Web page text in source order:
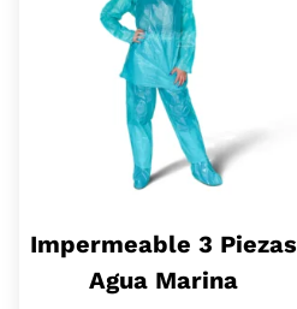
Impermeable 3 Piezas
Agua Marina